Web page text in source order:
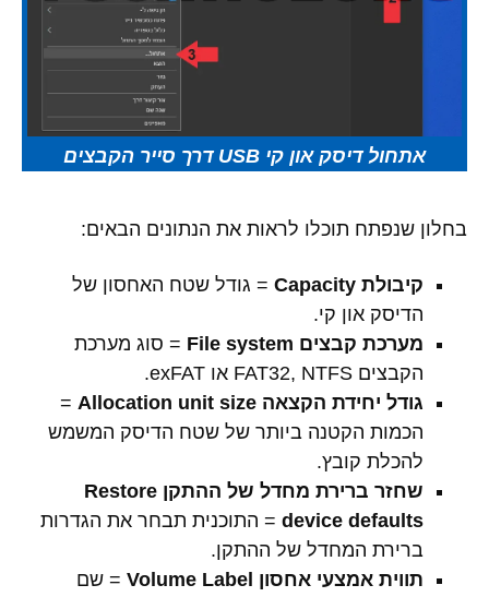
אתחול דיסק און קי USB דרך סייר הקבצים
בחלון שנפתח תוכלו לראות את הנתונים הבאים:
קיבולת Capacity
= גודל שטח האחסון של
הדיסק און קי.
מערכת קבצים File system
= סוג מערכת
הקבצים FAT32, NTFS או exFAT.
גודל יחידת הקצאה Allocation unit size
=
הכמות הקטנה ביותר של שטח הדיסק המשמש
להכלת קובץ.
שחזר ברירת מחדל של ההתקן Restore
device defaults = התוכנית תבחר את הגדרות
ברירת המחדל של ההתקן.
תווית אמצעי אחסון Volume Label
= שם